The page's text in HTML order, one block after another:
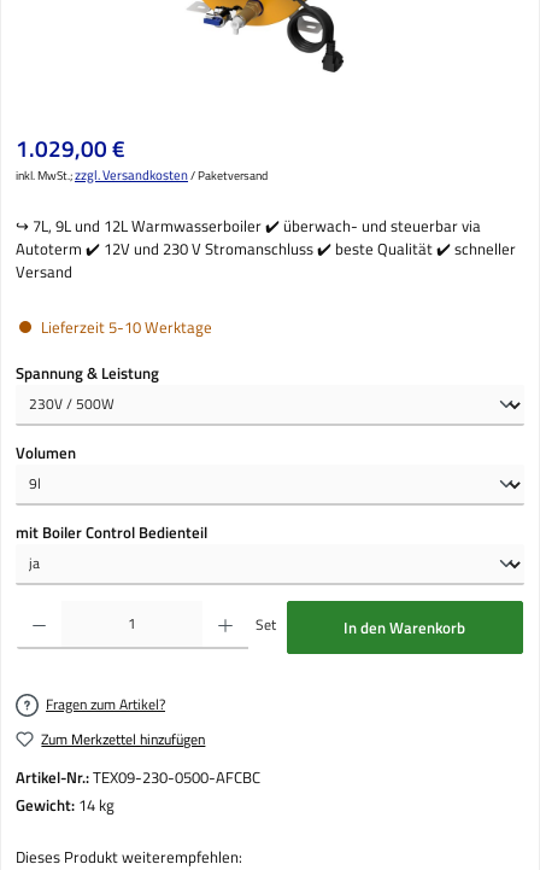
Regulärer Preis:
1.029,00 €
inkl. MwSt.;zzgl. Versandkosten/ Paketversand
↪️ 7L, 9L und 12L Warmwasserboiler ✔️ überwach- und steuerbar via
Autoterm ✔️ 12V und 230 V Stromanschluss ✔️ beste Qualität ✔️ schneller
Versand
Lieferzeit 5-10 Werktage
Spannung & Leistungauswählen
Volumenauswählen
mit Boiler Control Bedienteilauswählen
Produkt Anzahl: Gib den gewünschten Wert ein oder benutze die Schaltflächen um die
Set In den Warenkorb
Fragen zum Artikel?
Zum Merkzettel hinzufügen
Artikel-Nr.:TEX09-230-0500-AFCBC
Gewicht: 14 kg
Dieses Produkt weiterempfehlen: